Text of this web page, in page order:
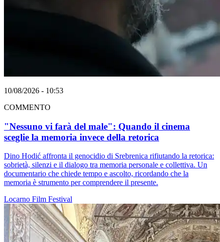
10/08/2026 - 10:53
COMMENTO
"Nessuno vi farà del male": Quando il cinema
sceglie la memoria invece della retorica
Dino Hodić affronta il genocidio di Srebrenica rifiutando la retorica:
sobrietà, silenzi e il dialogo tra memoria personale e collettiva. Un
documentario che chiede tempo e ascolto, ricordando che la
memoria è strumento per comprendere il presente.
Locarno Film Festival